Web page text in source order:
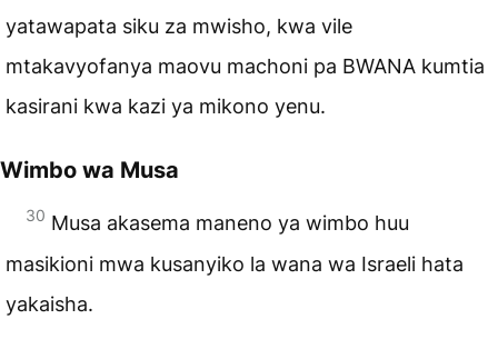
yatawapata siku za mwisho, kwa vile
mtakavyofanya maovu machoni pa BWANA kumtia
kasirani kwa kazi ya mikono yenu.
Wimbo wa Musa
30 Musa akasema maneno ya wimbo huu
masikioni mwa kusanyiko la wana wa Israeli hata
yakaisha.